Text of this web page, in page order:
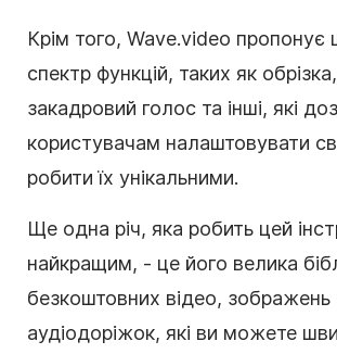
Крім того, Wave.video пропонує
спектр функцій, таких як
закадровий голос та інші, які
користувачам налаштовувати
робити їх унікальними.
Ще одна річ, яка робить цей
найкращим, - це його велика
безкоштовних відео, зображень
аудіодоріжок, які ви можете